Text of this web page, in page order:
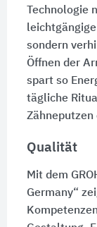
Technologie
sondern
Öffnen der
spart so
tägliche
Qualität
Mit dem
Germany“